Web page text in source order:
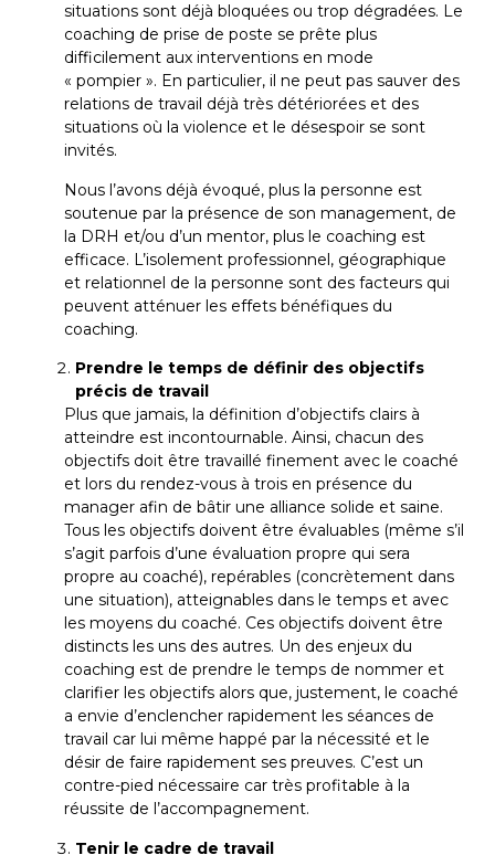
situations sont déjà bloquées ou trop dégradées. Le
coaching de prise de poste se prête plus
difficilement aux interventions en mode
« pompier ». En particulier, il ne peut pas sauver des
relations de travail déjà très détériorées et des
situations où la violence et le désespoir se sont
invités.
Nous l’avons déjà évoqué, plus la personne est
soutenue par la présence de son management, de
la DRH et/ou d’un mentor, plus le coaching est
efficace. L’isolement professionnel, géographique
et relationnel de la personne sont des facteurs qui
peuvent atténuer les effets bénéfiques du
coaching.
Prendre le temps de définir des objectifs
précis de travail
Plus que jamais, la définition d’objectifs clairs à
atteindre est incontournable. Ainsi, chacun des
objectifs doit être travaillé finement avec le coaché
et lors du rendez-vous à trois en présence du
manager afin de bâtir une alliance solide et saine.
Tous les objectifs doivent être évaluables (même s’il
s’agit parfois d’une évaluation propre qui sera
propre au coaché), repérables (concrètement dans
une situation), atteignables dans le temps et avec
les moyens du coaché. Ces objectifs doivent être
distincts les uns des autres. Un des enjeux du
coaching est de prendre le temps de nommer et
clarifier les objectifs alors que, justement, le coaché
a envie d’enclencher rapidement les séances de
travail car lui même happé par la nécessité et le
désir de faire rapidement ses preuves. C’est un
contre-pied nécessaire car très profitable à la
réussite de l’accompagnement.
Tenir le cadre de travail